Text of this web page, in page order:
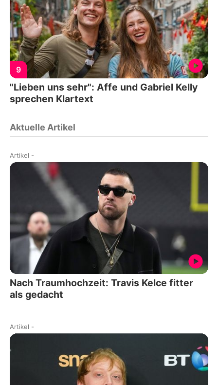
9
"Lieben uns sehr": Affe und Gabriel Kelly
sprechen Klartext
Aktuelle Artikel
Artikel -
Nach Traumhochzeit: Travis Kelce fitter
als gedacht
Artikel -